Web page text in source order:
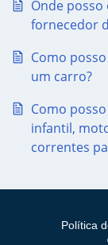
Onde
fornecedor
Como
um carro?
Como
infantil,
correntes
Política